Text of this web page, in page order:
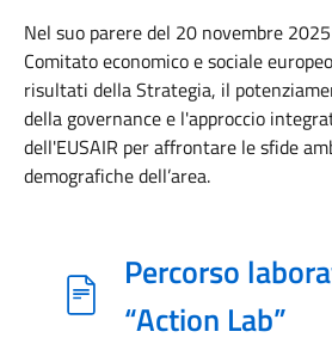
Nel suo parere del 20 novembre
Comitatoeconomico e sociale
risultati della Strategia, il
della governancee l'approccio
dell'EUSAIR per affrontare le sfide
demografichedell’area.
Percorso
“Action Lab”